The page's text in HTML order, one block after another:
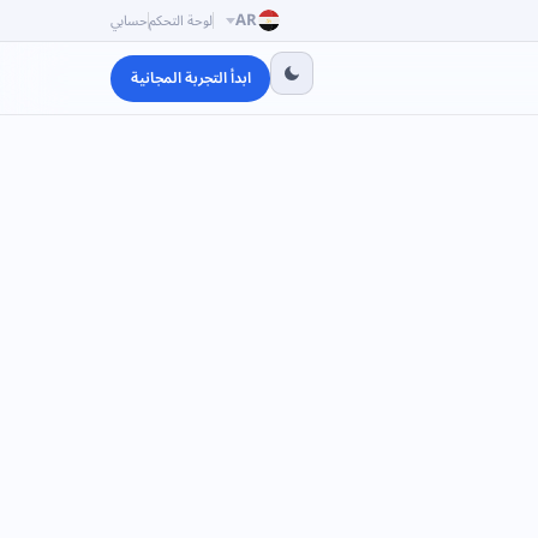
AR لوحة التحكمحسابي
ابدأ التجربة المجانية